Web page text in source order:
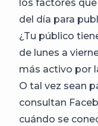
los factores
del día para
¿Tu público
de lunes a
más activo por
O tal vez sean
consultan
cuándo se